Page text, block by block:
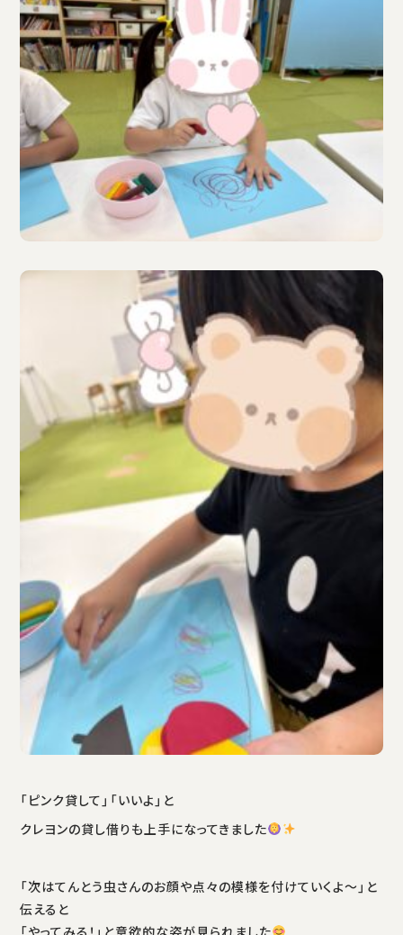
「ピンク貸して」「いいよ」と
クレヨンの貸し借りも上手になってきました
「次はてんとう虫さんのお顔や点々の模様を付けていくよ〜」と
伝えると
「やってみる！」と意欲的な姿が見られました